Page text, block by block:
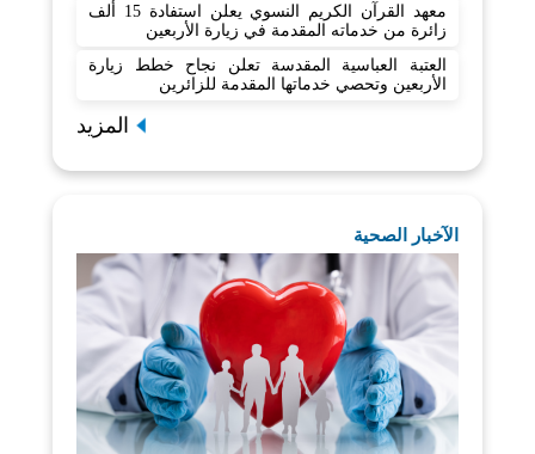
معهد القرآن الكريم النسوي يعلن استفادة 15 ألف
زائرة من خدماته المقدمة في زيارة الأربعين
العتبة العباسية المقدسة تعلن نجاح خطط زيارة
الأربعين وتحصي خدماتها المقدمة للزائرين
المزيد
الآخبار الصحية